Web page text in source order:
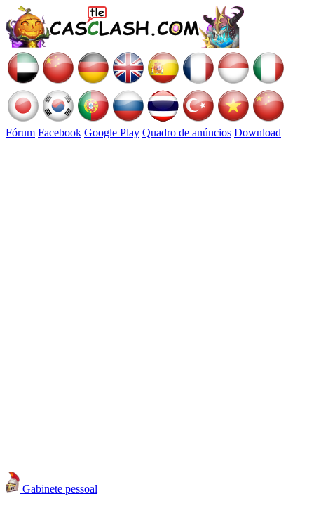
Fórum Facebook Google Play Quadro de anúncios Download
Gabinete pessoal